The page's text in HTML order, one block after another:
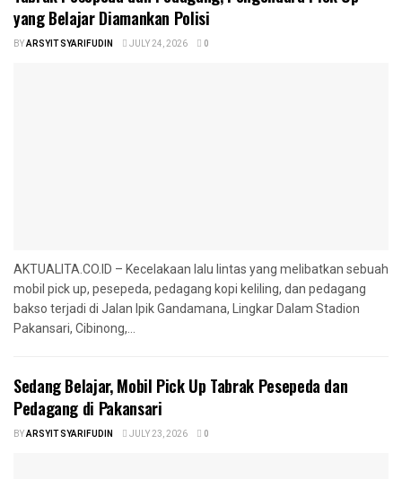
yang Belajar Diamankan Polisi
BYARSYIT SYARIFUDIN JULY 24, 2026 0
AKTUALITA.CO.ID – Kecelakaan lalu lintas yang melibatkan sebuah
mobil pick up, pesepeda, pedagang kopi keliling, dan pedagang
bakso terjadi di Jalan Ipik Gandamana, Lingkar Dalam Stadion
Pakansari, Cibinong,...
Sedang Belajar, Mobil Pick Up Tabrak Pesepeda dan
Pedagang di Pakansari
BYARSYIT SYARIFUDIN JULY 23, 2026 0